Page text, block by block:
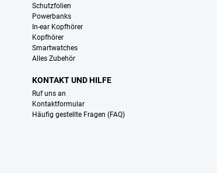
Schutzfolien
Powerbanks
In-ear Kopfhörer
Kopfhörer
Smartwatches
Alles Zubehör
KONTAKT UND HILFE
Ruf uns an
Kontaktformular
Häufig gestellte Fragen (FAQ)